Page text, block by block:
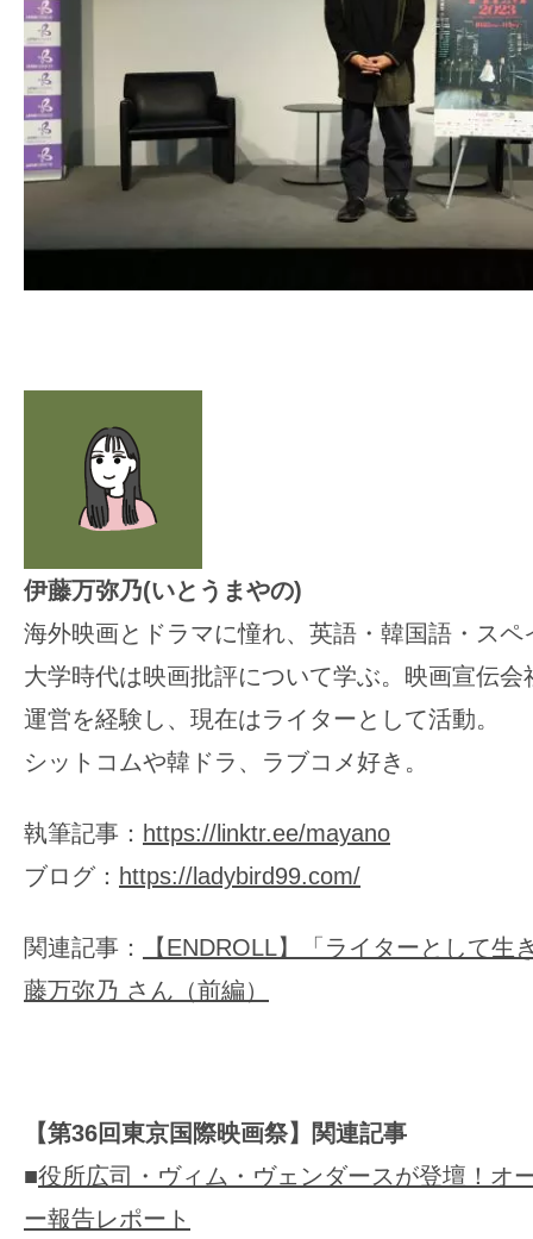
伊藤万弥乃(いとうまやの)
海外映画とドラマに憧れ、英語・韓国語・スペ
大学時代は映画批評について学ぶ。映画宣伝
運営を経験し、現在はライターとして活動。
シットコムや韓ドラ、ラブコメ好き。
執筆記事： https://linktr.ee/mayano
ブログ： https://ladybird99.com/
関連記事：
【ENDROLL】「ライターとして生
藤万弥乃 さん（前編）
【第36回東京国際映画祭】関連記事
■役所広司・ヴィム・ヴェンダースが登壇！オ
ー報告レポート